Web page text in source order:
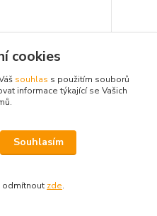
2kusy
Poslední 2 ks
do košíku
cookies
souhlas s použitím souborů
informace týkající se Vašich
Souhlasím
odmítnout zde.